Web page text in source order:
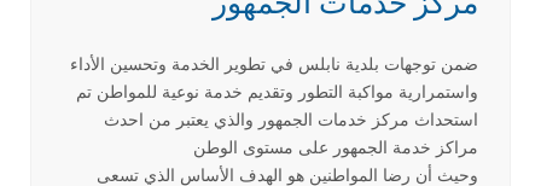
ضمن توجهات بلدية نابلس في تطوير الخدمة وتحسين الأداء
واستمرارية مواكبة التطور وتقديم خدمة نوعية للمواطن تم
استحداث مركز خدمات الجمهور والذي يعتبر من احدث
مراكز خدمة الجمهور على مستوى الوطن
وحيث أن رضا المواطنين هو الهدف الأساس الذي تسعى